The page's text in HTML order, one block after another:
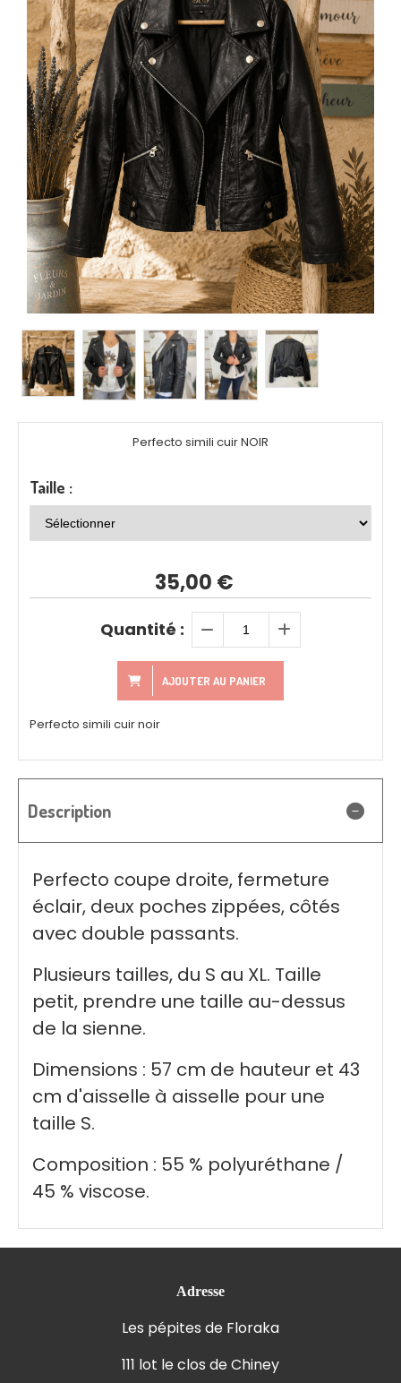
Perfecto simili cuir NOIR
Taille :
35,00 €
Quantité :
AJOUTER AU PANIER
Perfecto simili cuir noir
Description
Perfecto coupe droite, fermeture
éclair, deux poches zippées, côtés
avec double passants.
Plusieurs tailles, du S au XL. Taille
petit, prendre une taille au-dessus
de la sienne.
Dimensions : 57 cm de hauteur et 43
cm d'aisselle à aisselle pour une
taille S.
Composition : 55 % polyuréthane /
45 % viscose.
Adresse
Les pépites de Floraka
111 lot le clos de Chiney